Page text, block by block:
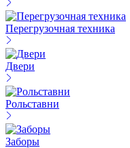
Перегрузочная техника
Двери
Рольставни
Заборы